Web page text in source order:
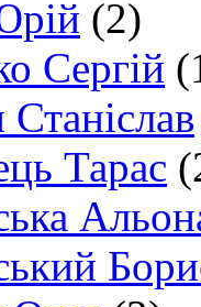
(2)
Сергій
Станіслав
Тарас